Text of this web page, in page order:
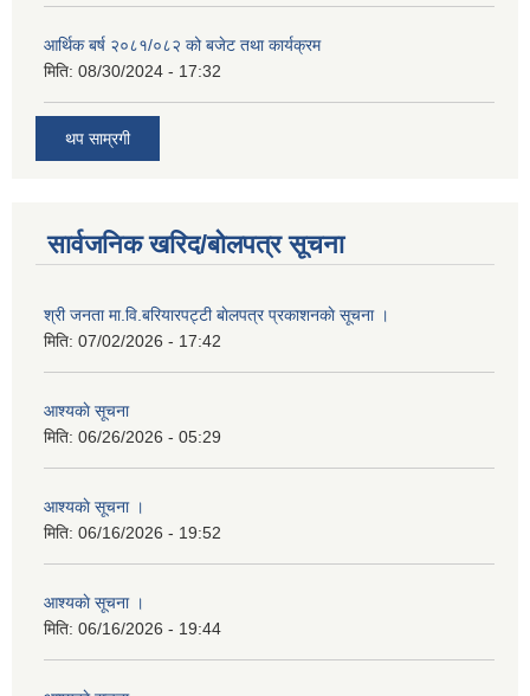
आर्थिक बर्ष २०८१/०८२ को बजेट तथा कार्यक्रम
मिति: 08/30/2024 - 17:32
थप साम्रगी
सार्वजनिक खरिद/बोलपत्र सूचना
श्री जनता मा.वि.बरियारपट्टी बाेलपत्र प्रकाशनकाे सूचना ।
मिति: 07/02/2026 - 17:42
आश्यकाे सूचना
मिति: 06/26/2026 - 05:29
आश्यकाे सूचना ।
मिति: 06/16/2026 - 19:52
आश्यकाे सूचना ।
मिति: 06/16/2026 - 19:44